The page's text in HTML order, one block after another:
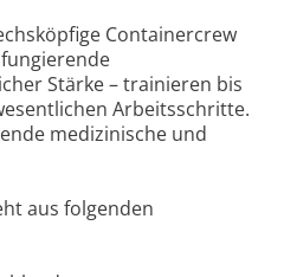
Containercrew
Stärke – trainieren bis
Arbeitsschritte.
medizinische und
aus folgenden